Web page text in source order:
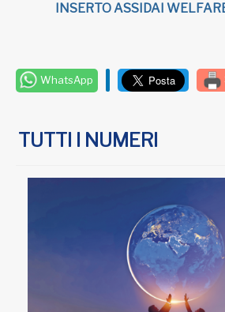
INSERTO ASSIDAI
WhatsApp
TUTTI I NUMERI